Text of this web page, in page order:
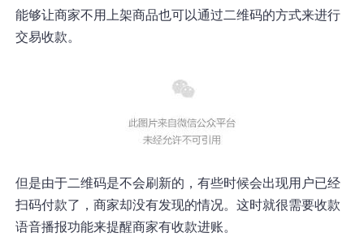
能够让商家不用上架商品也可以通过二维码的方式来进行
交易收款。
但是由于二维码是不会刷新的，有些时候会出现用户已经
扫码付款了，商家却没有发现的情况。这时就很需要收款
语音播报功能来提醒商家有收款进账。